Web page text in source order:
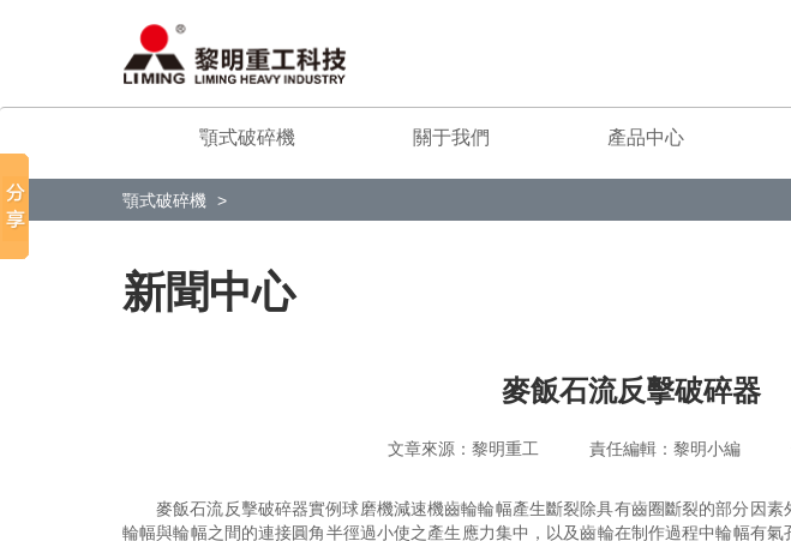
顎式破碎機 關于我們 產品中心
顎式破碎機
新聞中心
麥飯石流反擊破碎器
文章來源：黎明重工 責任編輯：黎明小編 發
麥飯石流反擊破碎器實例球磨機減速機齒輪輪幅產生斷裂除具有齒圈斷裂的部分因
輪幅與輪幅之間的連接圓角半徑過小使之產生應力集中，以及齒輪在制作過程中輪幅有